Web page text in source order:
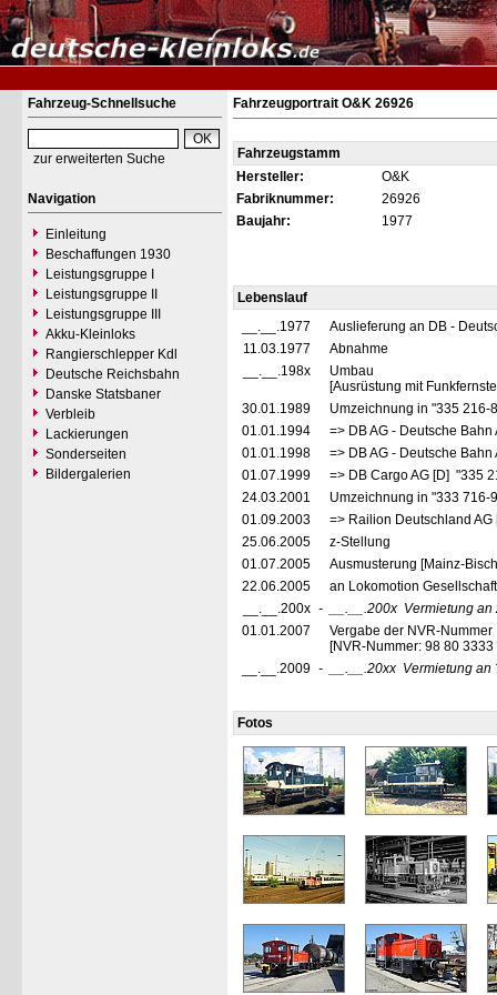
Fahrzeug-Schnellsuche
zur erweiterten Suche
Navigation
Einleitung
Beschaffungen 1930
Leistungsgruppe I
Leistungsgruppe II
Leistungsgruppe III
Akku-Kleinloks
Rangierschlepper Kdl
Deutsche Reichsbahn
Danske Statsbaner
Verbleib
Lackierungen
Sonderseiten
Bildergalerien
Fahrzeugportrait O&K 26926
Fahrzeugstamm
Hersteller:
O&K
Fabriknummer:
26926
Baujahr:
1977
Lebenslauf
__.__.1977
Auslieferung an DB -
11.03.1977
Abnahme
__.__.198x
Umbau
[Ausrüstung mit
30.01.1989
Umzeichnung in "335 216-
01.01.1994
=> DB AG - Deutsche
01.01.1998
=> DB AG - Deutsche
01.07.1999
=> DB Cargo AG [D] "335
24.03.2001
Umzeichnung in "333 716-
01.09.2003
=> Railion Deutschland
25.06.2005
z-Stellung
01.07.2005
Ausmusterung [Mainz-
22.06.2005
an Lokomotion
__.__.200x - __.__.200x Vermietung
01.01.2007
Vergabe der NVR-Nummer
[NVR-Nummer: 98 80
__.__.2009 - __.__.20xx Vermietung an
Fotos